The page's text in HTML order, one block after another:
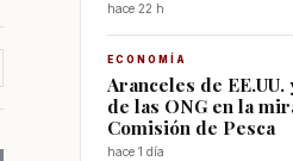
hace 22 h
ECONOMÍA
Aranceles de EE.UU.
de las ONG en la
Comisión de Pesca
hace 1 día